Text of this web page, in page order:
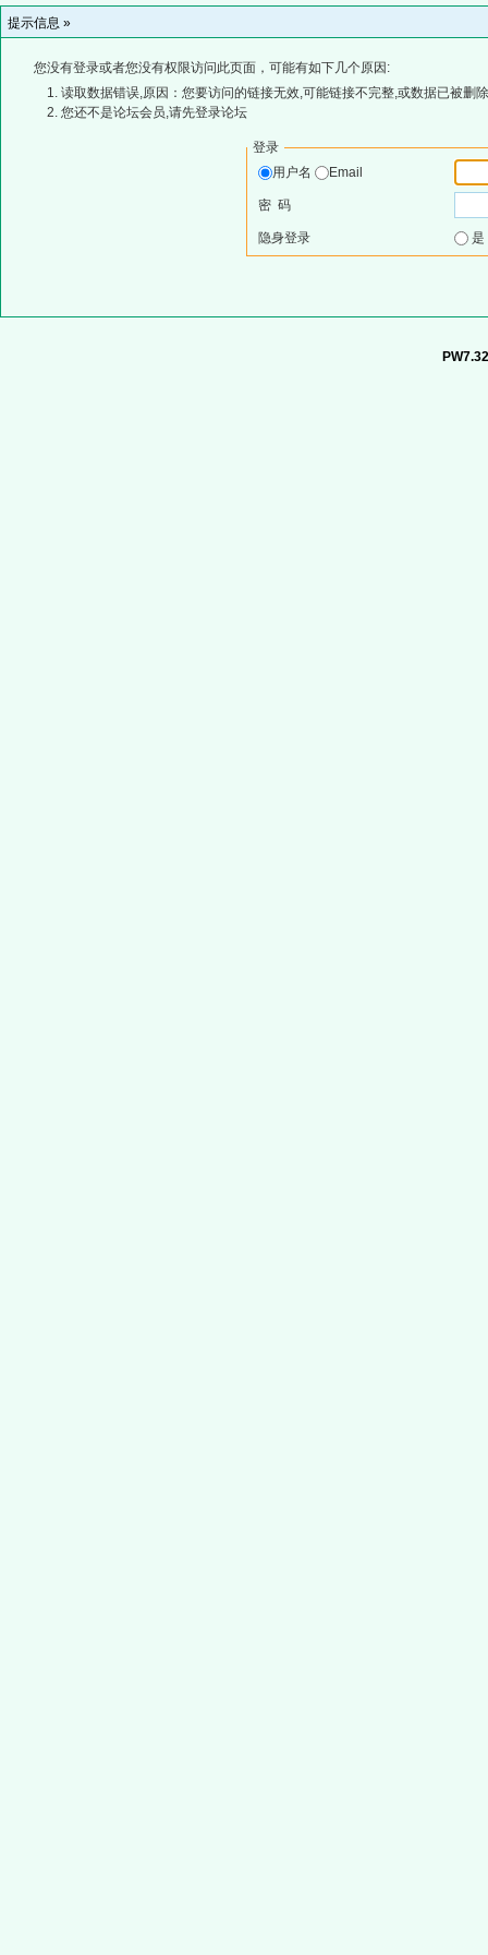
提示信息 »
您没有登录或者您没有权限访问此页面，可能有如下几个原因:
读取数据错误,原因：您要访问的链接无效,可能链接不完整,或数据已被删
您还不是论坛会员,请先登录论坛
登录
用户名
Email
密 码
隐身登录